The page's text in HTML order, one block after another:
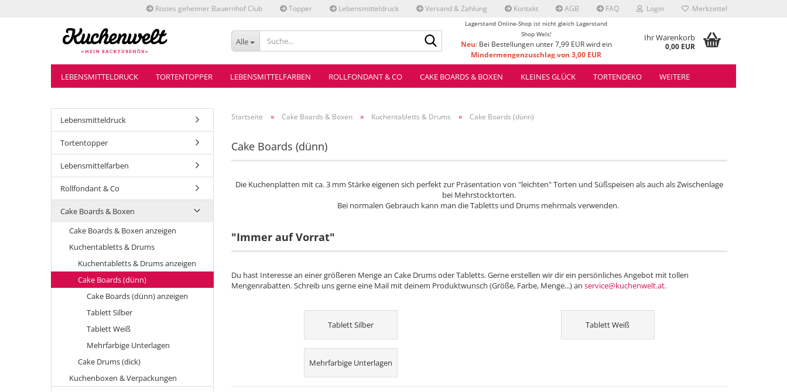
Rosies geheimer Bauernhof Club Topper Lebensmitteldruck Versand & Zahlung Kontakt AGB FAQ Login Merkzettel
Alle
Lagerstand Online-Shop ist nicht gleich Lagerstand
Shop Wels!
Neu: Bei Bestellungen unter 7,99 EUR wird ein
Mindermengenzuschlag von 3,00 EUR
verrechnet.
Ihr Warenkorb
0,00 EUR
LEBENSMITTELDRUCK TORTENTOPPER LEBENSMITTELFARBEN ROLLFONDANT & CO CAKE BOARDS & BOXEN KLEINES GLÜCK TORTENDEKO WEITERE
Startseite » Cake Boards & Boxen » Kuchentabletts & Drums » Cake Boards (dünn)
Cake Boards (dünn)
Die Kuchenplatten mit ca. 3 mm Stärke eigenen sich perfekt zur Präsentation von "leichten" Torten und Süßspeisen als auch als Zwischenlage
bei Mehrstocktorten.
Bei normalen Gebrauch kann man die Tabletts und Drums mehrmals verwenden.
"Immer auf Vorrat"
Du hast Interesse an einer größeren Menge an Cake Drums oder Tabletts. Gerne erstellen wir dir ein persönliches Angebot mit tollen
Mengenrabatten. Schreib uns gerne eine Mail mit deinem Produktwunsch (Größe, Farbe, Menge...) an service@kuchenwelt.at.
Tablett Silber Tablett Weiß
Mehrfarbige Unterlagen
Lebensmitteldruck
Tortentopper
Lebensmittelfarben
Rollfondant & Co
Cake Boards & Boxen
Cake Boards & Boxen anzeigen
Kuchentabletts & Drums
Kuchentabletts & Drums anzeigen
Cake Boards (dünn)
Cake Boards (dünn) anzeigen
Tablett Silber
Tablett Weiß
Mehrfarbige Unterlagen
Cake Drums (dick)
Kuchenboxen & Verpackungen